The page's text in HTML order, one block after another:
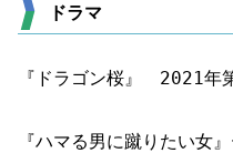
ドラマ
『ドラゴン桜』 2021年
『ハマる男に蹴りたい女